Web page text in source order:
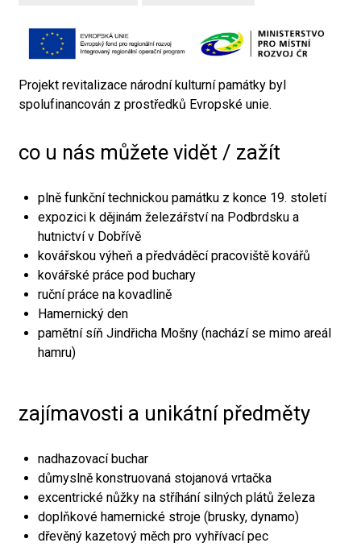
Projekt revitalizace národní kulturní památky byl
spolufinancován z prostředků Evropské unie.
co u nás můžete vidět / zažít
plně funkční technickou památku z konce 19. století
expozici k dějinám železářství na Podbrdsku a
hutnictví v Dobřívě
kovářskou výheň a předváděcí pracoviště kovářů
kovářské práce pod buchary
ruční práce na kovadlině
Hamernický den
pamětní síň Jindřicha Mošny (nachází se mimo areál
hamru)
zajímavosti a unikátní předměty
nadhazovací buchar
důmyslně konstruovaná stojanová vrtačka
excentrické nůžky na stříhání silných plátů železa
doplňkové hamernické stroje (brusky, dynamo)
dřevěný kazetový měch pro vyhřívací pec